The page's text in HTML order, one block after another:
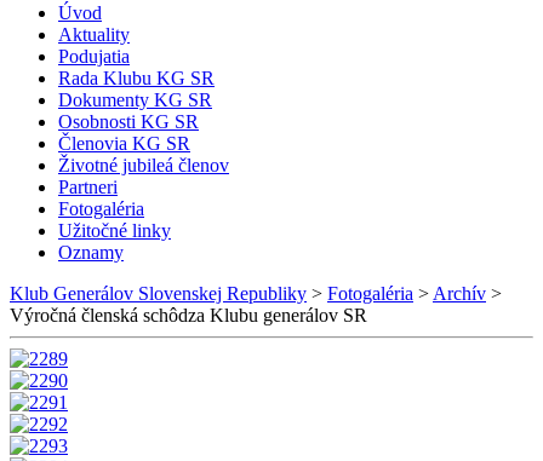
Úvod
Aktuality
Podujatia
Rada Klubu KG SR
Dokumenty KG SR
Osobnosti KG SR
Členovia KG SR
Životné jubileá členov
Partneri
Fotogaléria
Užitočné linky
Oznamy
Klub Generálov Slovenskej Republiky > Fotogaléria > Archív >
Výročná členská schôdza Klubu generálov SR